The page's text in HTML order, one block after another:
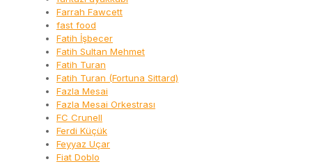
Farrah Fawcett
fast food
Fatih İşbecer
Fatih Sultan Mehmet
Fatih Turan
Fatih Turan (Fortuna Sittard)
Fazla Mesai
Fazla Mesai Orkestrası
FC Crunell
Ferdi Küçük
Feyyaz Uçar
Fiat Doblo